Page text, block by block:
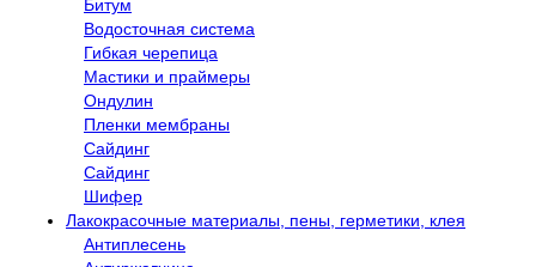
Битум
Водосточная система
Гибкая черепица
Мастики и праймеры
Ондулин
Пленки мембраны
Сайдинг
Сайдинг
Шифер
Лакокрасочные материалы, пены, герметики, клея
Антиплесень